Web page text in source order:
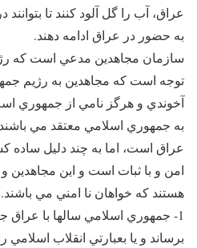
عراق، آب را گل آلود کنند تا
به حضور در عراق ادامه دهند.
سازمان مجاهدين مدعي است که
توجه است که مجاهدين به رژيم
آخوندي و هرگز نامي از جمهوري
به جمهوري اسلامي معتقد مي
عراق است، اما به چند دليل ساده
امن و با ثبات است و اين مجاهدين و
هستند که خواهان نا امني مي باشند.
1- جمهوري اسلامي سالها با عراق
برساند و يا بعبارتي انقلاب